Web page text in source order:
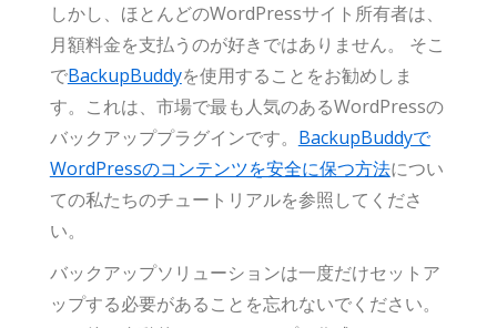
しかし、ほとんどのWordPressサイト所有者は、
月額料金を支払うのが好きではありません。 そこ
でBackupBuddyを使用することをお勧めしま
す。これは、市場で最も人気のあるWordPressの
バックアッププラグインです。 BackupBuddyで
WordPressのコンテンツを安全に保つ方法につい
ての私たちのチュートリアルを参照してくださ
い。
バックアップソリューションは一度だけセットア
ップする必要があることを忘れないでください。